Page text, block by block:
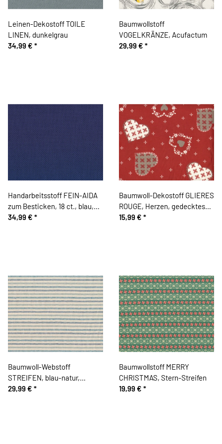
Leinen-Dekostoff TOILE
LINEN, dunkelgrau
34,99 € *
Baumwollstoff
VOGELKRÄNZE, Acufactum
29,99 € *
Handarbeitsstoff FEIN-AIDA
zum Besticken, 18 ct., blau,
Zweigart
34,99 € *
Baumwoll-Dekostoff GLIERES
ROUGE, Herzen, gedecktes
rot
15,99 € *
Baumwoll-Webstoff
STREIFEN, blau-natur,
Acufactum
29,99 € *
Baumwollstoff MERRY
CHRISTMAS, Stern-Streifen
19,99 € *